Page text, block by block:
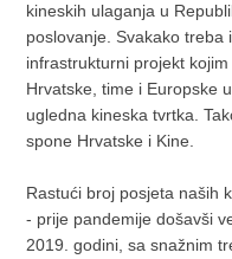
kineskih ulaganja u
poslovanje. Svakako treba
infrastrukturni projekt
Hrvatske, time i Europske
ugledna kineska tvrtka.
spone Hrvatske i Kine.
Rastući broj posjeta naših
- prije pandemije došavši
2019. godini, sa snažnim